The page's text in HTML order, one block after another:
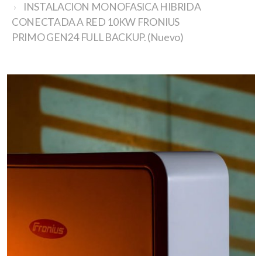
INSTALACION MONOFASICA HIBRIDA
CONECTADA A RED 10KW FRONIUS
PRIMO GEN24 FULL BACKUP. (Nuevo)